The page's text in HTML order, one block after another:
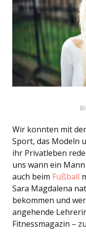
Wir konnten mit
Sport, das Modeln
ihr Privatleben
uns wann ein
auch beim Fußball
Sara Magdalena
bekommen und
angehende
Fitnessmagazin –